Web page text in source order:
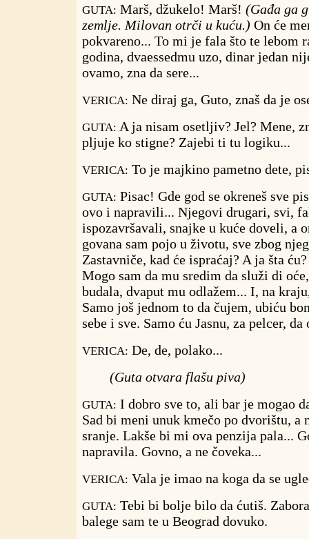
GUTA: Marš, džukelo! Marš! (Gađa ga
zemlje. Milovan otrči u kuću.) On će
pokvareno... To mi je fala što te lebom
godina, dvaessedmu uzo, dinar jedan
ovamo, zna da sere...
VERICA: Ne diraj ga, Guto, znaš da je
GUTA: A ja nisam osetljiv? Jel? Mene,
pljuje ko stigne? Zajebi ti tu logiku...
VERICA: To je majkino pametno dete,
GUTA: Pisac! Gde god se okreneš sve
ovo i napravili... Njegovi drugari, svi,
ispozavršavali, snajke u kuće doveli, a
govana sam pojo u životu, sve zbog
Zastavniče, kad će ispraćaj? A ja šta
Mogo sam da mu sredim da služi di
budala, dvaput mu odlažem... I, na
Samo još jednom to da čujem, ubiću
sebe i sve. Samo ću Jasnu, za pelcer,
VERICA: De, de, polako...
(Guta otvara flašu piva)
GUTA: I dobro sve to, ali bar je mogao
Sad bi meni unuk kmečo po dvorištu, a
sranje. Lakše bi mi ova penzija pala...
napravila. Govno, a ne čoveka...
VERICA: Vala je imao na koga da se
GUTA: Tebi bi bolje bilo da ćutiš.
balege sam te u Beograd dovuko.